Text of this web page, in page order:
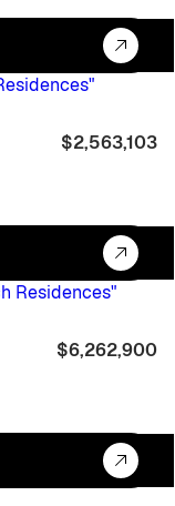
$2,563,103
$6,262,900